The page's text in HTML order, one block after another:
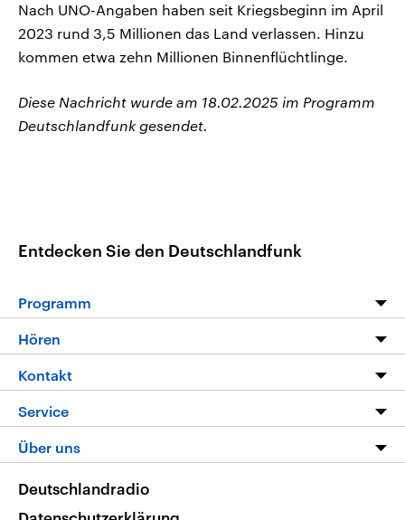
Nach UNO-Angaben haben seit Kriegsbeginn im April
2023 rund 3,5 Millionen das Land verlassen. Hinzu
kommen etwa zehn Millionen Binnenflüchtlinge.
Diese Nachricht wurde am 18.02.2025 im Programm
Deutschlandfunk gesendet.
Entdecken Sie den Deutschlandfunk
Programm
Programm
Die Nachrichten
Nachrichtenleicht
Neue Beiträge auf dlf.de
Hören
Livestream
Podcasts
Deutschlandfunk App
Nachrichten App
Frequenzen
Kontakt
Hörerservice
Service
FAQ
Veranstaltungen
Über uns
Deutschlandradio